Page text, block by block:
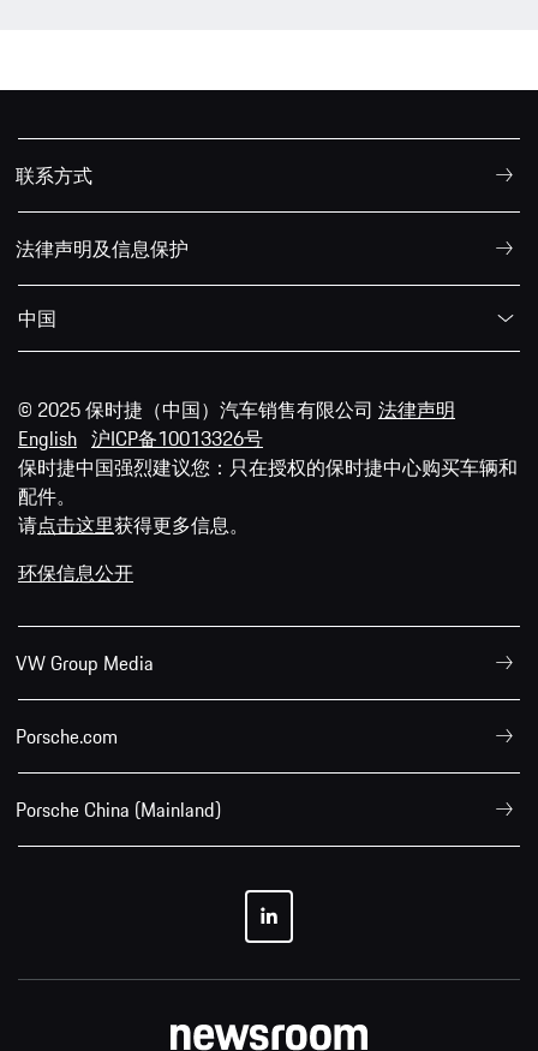
联系方式
法律声明及信息保护
中国
© 2025 保时捷（中国）汽车销售有限公司 法律声明
English 沪ICP备10013326号
保时捷中国强烈建议您：只在授权的保时捷中心购买车辆和
配件。
请点击这里获得更多信息。
环保信息公开
VW Group Media
Porsche.com
Porsche China (Mainland)